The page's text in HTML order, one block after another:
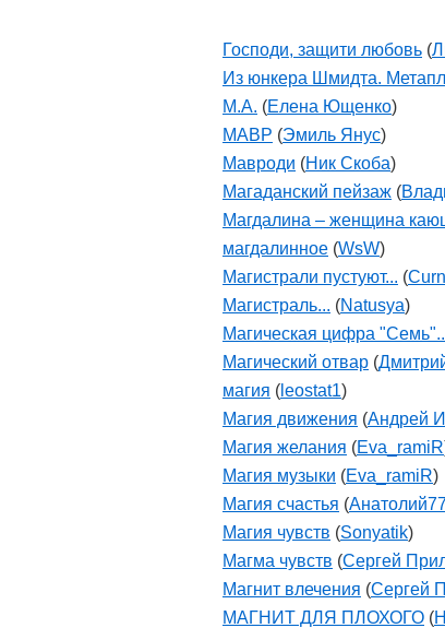
Господи, защити любовь (
Из юнкера Шмидта.
М.А. (Елена Ющенко)
МАВР (Эмиль Янус)
Мавроди (Ник Скоба)
Магаданский пейзаж (
Магдалина – женщина
магдалинное (WsW)
Магистрали пустуют... (
Магистраль... (Natusya)
Магическая цифра
Магический отвар (
магия ( leostat1)
Магия движения (Андрей
Магия желания (Eva_ramiR
Магия музыки (Eva_ramiR)
Магия счастья (
Магия чувств (Sonyatik)
Магма чувств (Сергей
Магнит влечения (Сергей
МАГНИТ ДЛЯ ПЛОХОГО (